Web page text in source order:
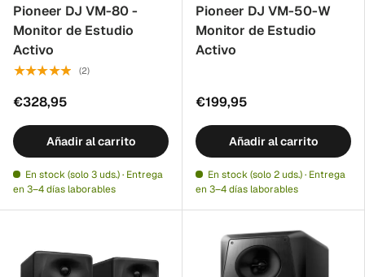
Pioneer DJ VM-80 -
Monitor de Estudio
Activo
★★★★★ (2)
€328,95
Añadir al carrito
En stock (solo 3 uds.) · Entrega
en 3–4 días laborables
Pioneer DJ VM-50-W
Monitor de Estudio
Activo
€199,95
Añadir al carrito
En stock (solo 2 uds.) · Entrega
en 3–4 días laborables